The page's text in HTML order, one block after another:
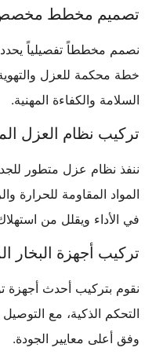
تصميم مخطط
نصمم مخططاً تفصيلياً
خطة محكمة للعزل والتهوية،
السلامة والكفاءة المهنية.
تركيب نظام العزل
ننفذ نظام عزل متطور
المواد المقاومة للحرارة
في الأداء ويقلل من
تركيب أجهزة البخار
نقوم بتركيب أحدث أجهزة
التحكم الذكية، مع
وفق أعلى معايير الجودة.